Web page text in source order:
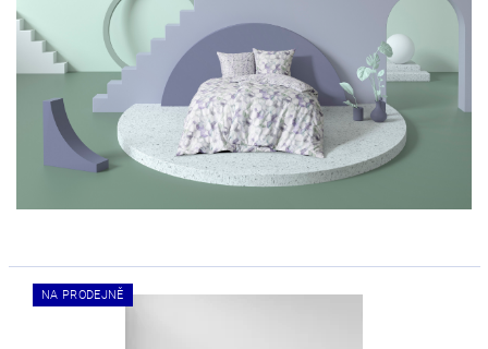
NA PRODEJNĚ